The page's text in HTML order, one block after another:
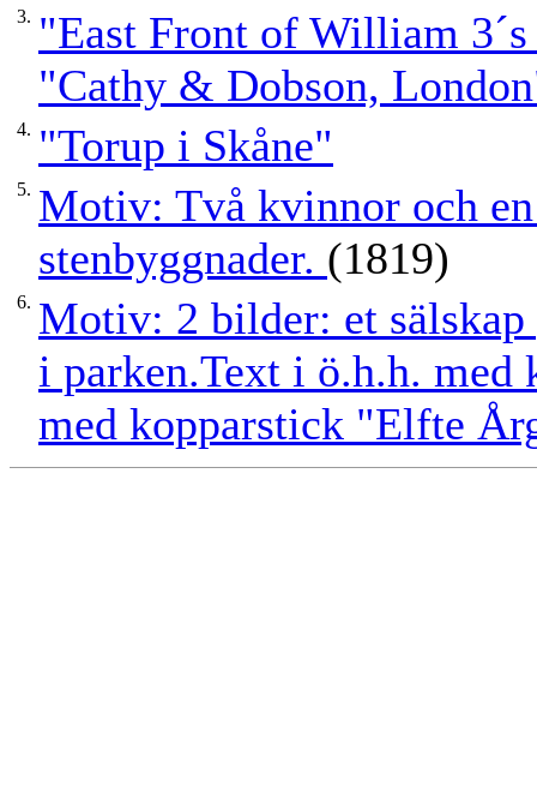
3. "East Front of William
"Cathy & Dobson,
4. "Torup i Skåne"
5. Motiv: Två kvinnor och
stenbyggnader. (1819)
6. Motiv: 2 bilder: et sälskap
i parken.Text i ö.h.h.
med kopparstick "Elfte